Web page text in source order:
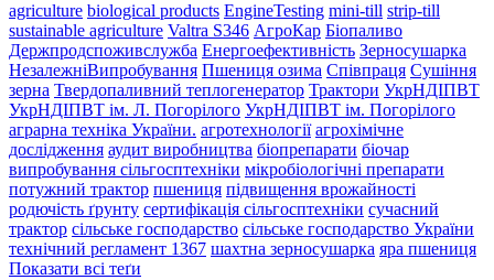
agriculture biological products EngineTesting mini-till strip-till
sustainable agriculture Valtra S346 АгроКар Біопаливо
Держпродспоживслужба Енергоефективність Зерносушарка
НезалежніВипробування Пшениця озима Співпраця Сушіння
зерна Твердопаливний теплогенератор Трактори УкрНДІПВТ
УкрНДІПВТ ім. Л. Погорілого УкрНДІПВТ ім. Погорілого
аграрна техніка України. агротехнології агрохімічне
дослідження аудит виробництва біопрепарати біочар
випробування сільгосптехніки мікробіологічні препарати
потужний трактор пшениця підвищення врожайності
родючість ґрунту сертифікація сільгосптехніки сучасний
трактор сільське господарство сільське господарство України
технічний регламент 1367 шахтна зерносушарка яра пшениця
Показати всі теґи